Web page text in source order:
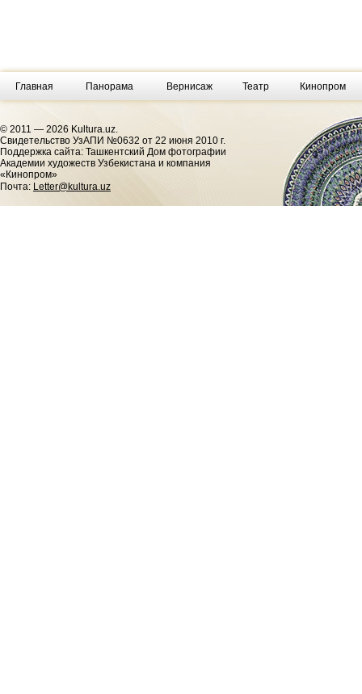
Главная Панорама Вернисаж Театр Кинопром
© 2011 — 2026 Kultura.uz.
Cвидетельство УзАПИ №0632 от 22 июня 2010 г.
Поддержка сайта: Ташкентский Дом фотографии
Академии художеств Узбекистана и компания
«Кинопром»
Почта: Letter@kultura.uz